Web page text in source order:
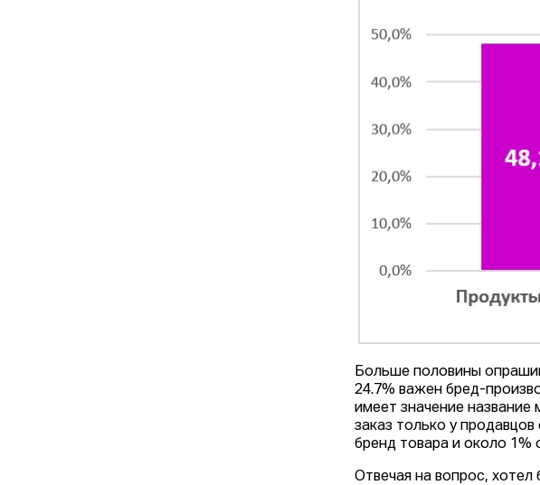
Больше половины
24.7% важен бред-
имеет значение название
заказ только у
бренд товара и около 1%
Отвечая на вопрос, хотел